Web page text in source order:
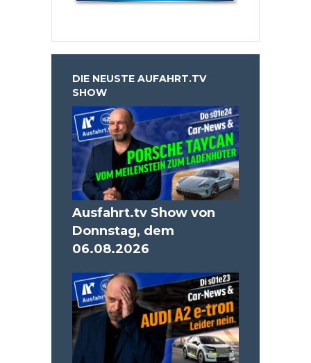
DIE NEUSTE AUFAHRT.TV
SHOW
Ausfahrt.tv Show von
Donnstag, dem
06.08.2026